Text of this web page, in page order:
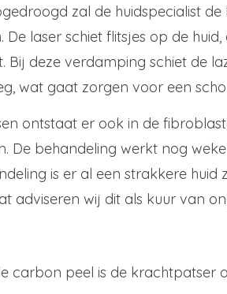
zal de huidspecialist
De laser schiet flitsjes op de
Bij deze verdamping schiet de
wat gaat zorgen voor een
ontstaat er ook in de
De behandeling werkt nog
is er al een strakkere
adviseren wij dit als kuur van
carbon peel is de krachtpatser